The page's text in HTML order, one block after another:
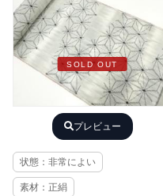
SOLD OUT
プレビュー
状態：非常によい
素材：正絹